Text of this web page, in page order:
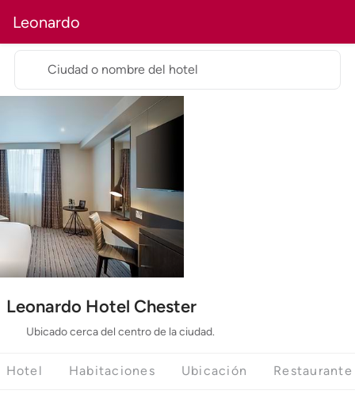
Leonardo
Leonardo Hotel Chester
Ubicado cerca del centro de la ciudad.
Ciudad o nombre del hotel
Hotel Habitaciones Ubicación Restaurante